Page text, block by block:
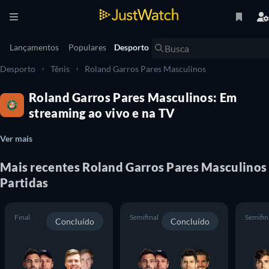
Lançamentos Populares Desporto
Desporto Tênis Roland Garros Pares Masculinos
Roland Garros Pares Masculinos: Em
streaming ao vivo e na TV
Ver mais
Mais recentes Roland Garros Pares Masculinos
Partidas
Final Concluído Semifinal Concluído